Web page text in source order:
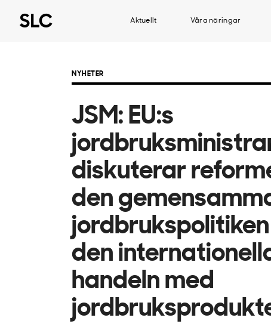
Aktuellt Våra näringar
NYHETER
JSM: EU:s
diskuterar
den
den
handeln med